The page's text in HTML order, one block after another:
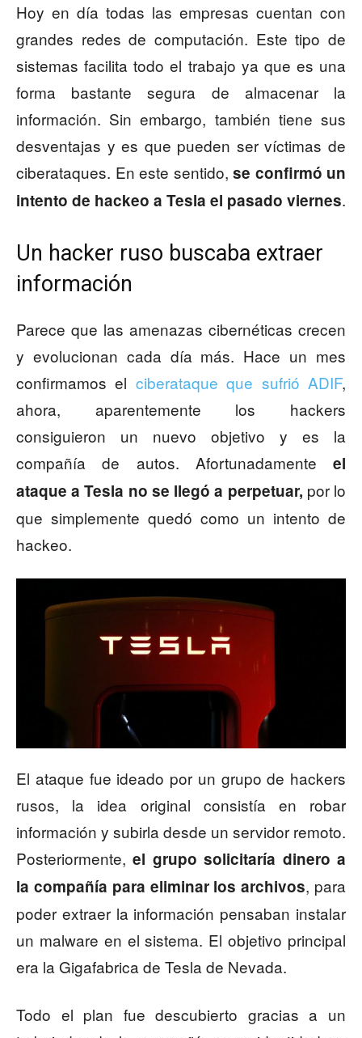
Hoy en día todas las empresas cuentan con
grandes redes de computación. Este tipo de
sistemas facilita todo el trabajo ya que es una
forma bastante segura de almacenar la
información. Sin embargo, también tiene sus
desventajas y es que pueden ser víctimas de
ciberataques. En este sentido, se confirmó un
intento de hackeo a Tesla el pasado viernes.
Un hacker ruso buscaba extraer
información
Parece que las amenazas cibernéticas crecen
y evolucionan cada día más. Hace un mes
confirmamos el ciberataque que sufrió ADIF,
ahora, aparentemente los hackers
consiguieron un nuevo objetivo y es la
compañía de autos. Afortunadamente el
ataque a Tesla no se llegó a perpetuar, por lo
que simplemente quedó como un intento de
hackeo.
El ataque fue ideado por un grupo de hackers
rusos, la idea original consistía en robar
información y subirla desde un servidor remoto.
Posteriormente,el grupo solicitaría dinero a
la compañía para eliminar los archivos, para
poder extraer la información pensaban instalar
un malware en el sistema. El objetivo principal
era la Gigafabrica de Tesla de Nevada.
Todo el plan fue descubierto gracias a un